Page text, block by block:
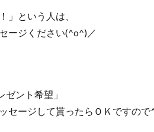
」という人は、
ージください(^o^)／
ゼント希望」
セージして貰ったらＯＫですので